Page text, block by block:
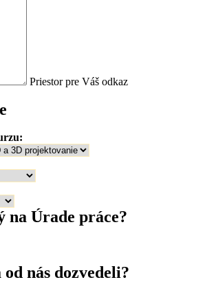
Priestor pre Váš odkaz
na Úrade práce?
nás dozvedeli?